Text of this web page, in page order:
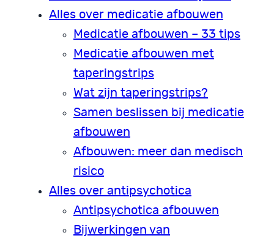
Alles over medicatie afbouwen
Medicatie afbouwen – 33 tips
Medicatie afbouwen met
taperingstrips
Wat zijn taperingstrips?
Samen beslissen bij medicatie
afbouwen
Afbouwen: meer dan medisch
risico
Alles over antipsychotica
Antipsychotica afbouwen
Bijwerkingen van